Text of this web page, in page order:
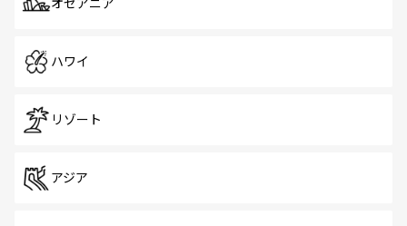
オセアニア
ハワイ
リゾート
アジア